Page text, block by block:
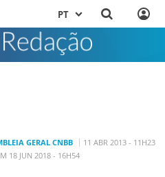
PT
GERAL CNBB
11 ABR 2013 - 11H23
18 JUN 2018 - 16H54